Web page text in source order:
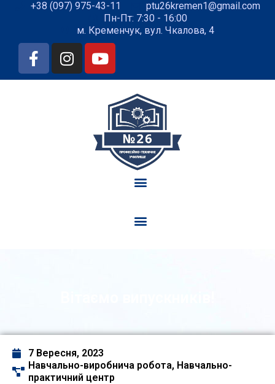
+38 (097) 975-43-11
ptu26kremen1@gmail.com
Пн-Пт: 7:30 - 16:00
м. Кременчук, вул. Чкалова, 4
7 Вересня, 2023
Навчально-виробнича робота, Навчально-
практичний центр